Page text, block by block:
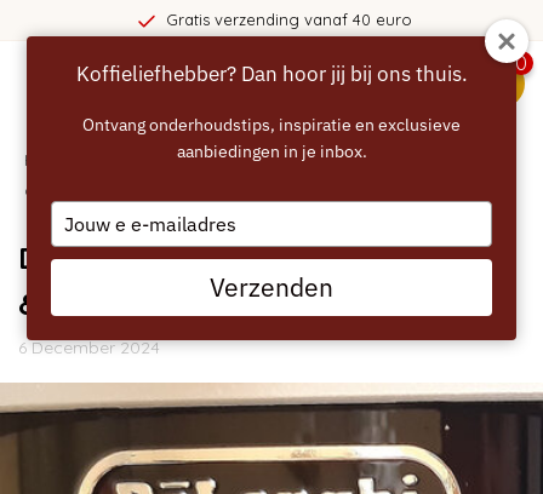
Gratis verzending vanaf 40 euro
0
Home Handleidingen/ DeLonghi Magnifica Plus
ontkalken & onderhouden
DeLonghi Magnifica Plus ontkalken
& onderhouden
6 December 2024
Koffieliefhebber? Dan hoor jij bij ons thuis.
Ontvang onderhoudstips, inspiratie en exclusieve
aanbiedingen in je inbox.
Type
your
email
Verzenden